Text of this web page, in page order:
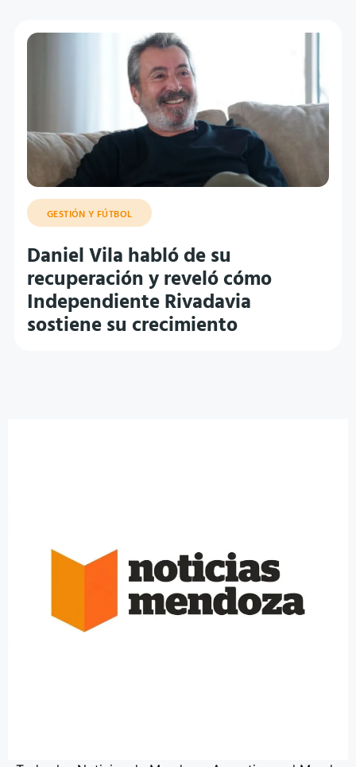
GESTIÓN Y FÚTBOL
Daniel Vila habló de su
recuperación y reveló cómo
Independiente Rivadavia
sostiene su crecimiento